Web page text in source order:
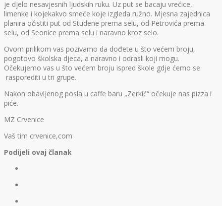
je djelo nesavjesnih ljudskih ruku. Uz put se bacaju vrećice,
limenke i kojekakvo smeće koje izgleda ružno. Mjesna zajednica
planira očistiti put od Studene prema selu, od Petrovića prema
selu, od Seonice prema selu i naravno kroz selo.
Ovom prilikom vas pozivamo da dođete u što većem broju,
pogotovo školska djeca, a naravno i odrasli koji mogu.
Očekujemo vas u što većem broju ispred škole gdje ćemo se
rasporediti u tri grupe.
Nakon obavljenog posla u caffe baru „Zerkić“ očekuje nas pizza i
piće.
MZ Crvenice
Vaš tim crvenice,com
Podijeli ovaj članak